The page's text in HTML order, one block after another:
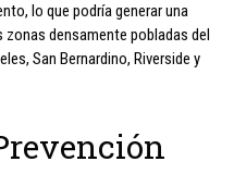
lo que podría generar una
densamente pobladas del
San Bernardino, Riverside y